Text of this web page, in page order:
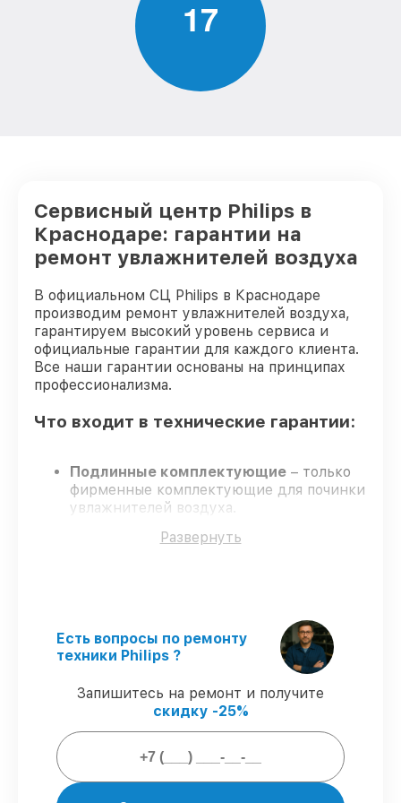
17
Сервисный центр Philips в
Краснодаре: гарантии на
ремонт увлажнителей воздуха
В официальном СЦ Philips в Краснодаре
производим ремонт увлажнителей воздуха,
гарантируем высокий уровень сервиса и
официальные гарантии для каждого клиента.
Все наши гарантии основаны на принципах
профессионализма.
Что входит в технические гарантии:
Подлинные комплектующие – только
фирменные комплектующие для починки
увлажнителей воздуха.
проверенные специалисты с опытом и
Официальная гарантия– сервис
проводится с соблюдением гарантийных
Гарантии на сервис увлажнителей
воздуха:
починок завершаем при клиенте
Развернуть
Есть вопросы по ремонту
техники Philips ?
Запишитесь на ремонт и получите
скидку -25%